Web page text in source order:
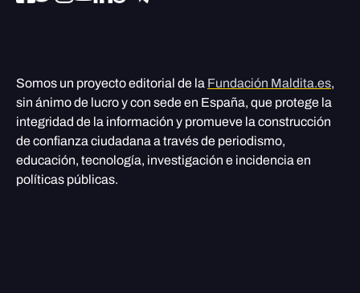
Somos un proyecto editorial de la Fundación Maldita.es,
sin ánimo de lucro y con sede en España, que protege la
integridad de la información y promueve la construcción
de confianza ciudadana a través de periodismo,
educación, tecnología, investigación e incidencia en
políticas públicas.